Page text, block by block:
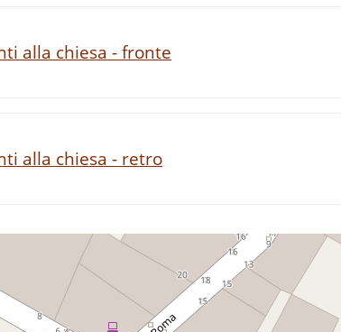
alla chiesa - fronte
alla chiesa - retro